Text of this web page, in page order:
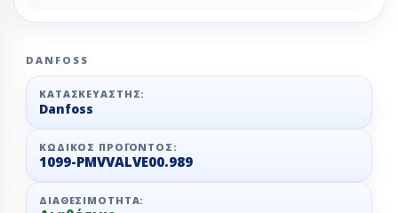
DANFOSS
ΚΑΤΑΣΚΕΥΑΣΤΉΣ:
Danfoss
ΚΩΔΙΚΌΣ ΠΡΟΪΌΝΤΟΣ:
1099-PMVVALVE00.989
ΔΙΑΘΕΣΙΜΌΤΗΤΑ: